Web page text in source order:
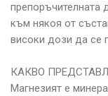
препоръчителната
към някоя от
високи дози да се
КАКВО
Магнезият е